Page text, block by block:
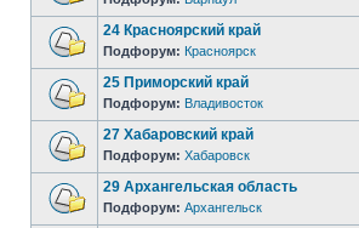
24 Красноярский край
Подфорум: Красноярск
25 Приморский край
Подфорум: Владивосток
27 Хабаровский край
Подфорум: Хабаровск
29 Архангельская область
Подфорум: Архангельск